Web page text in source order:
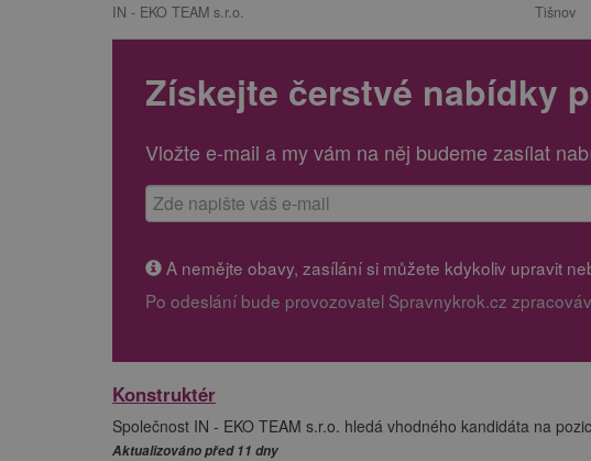
IN - EKO TEAM s.r.o. Tišnov
Získejte čerstvé nabídky
Vložte e-mail a my vám na něj budeme zasílat
A nemějte obavy, zasílání si můžete kdykoliv upravit
Po odeslání bude provozovatel Spravnykrok.cz
Konstruktér
Společnost IN - EKO TEAM s.r.o. hledá vhodného kandidáta na
Aktualizováno před 11 dny